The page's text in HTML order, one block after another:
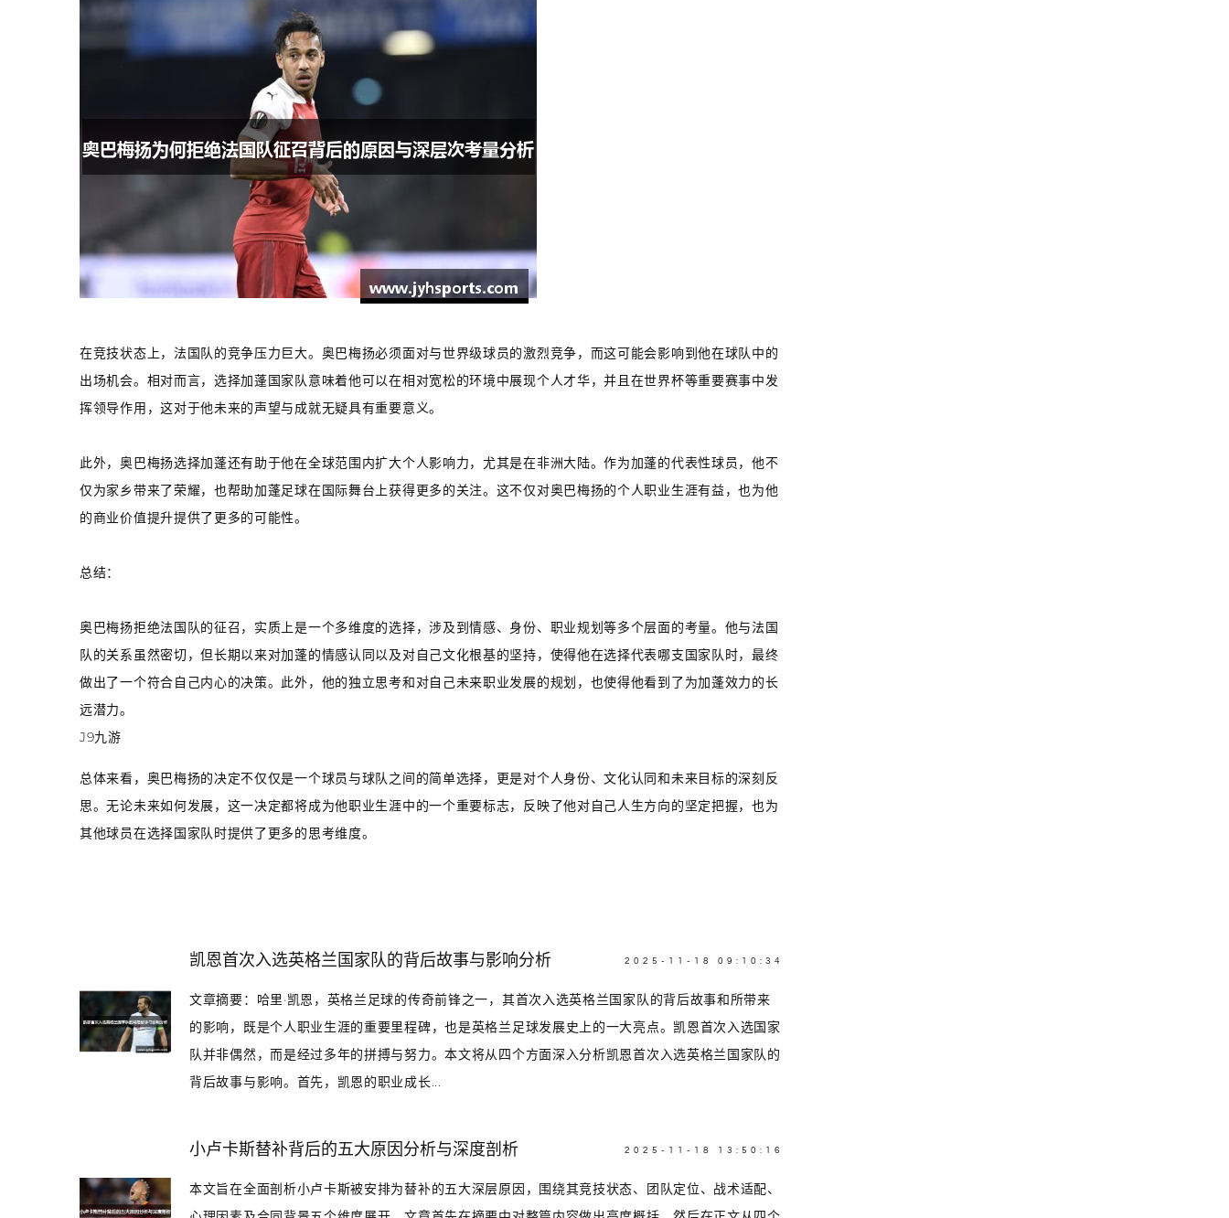
在竞技状态上，法国队的竞争压力巨大。奥巴梅扬必须面对与世界级球员的激烈竞争，而这可能会影响到他在球队中的
出场机会。相对而言，选择加蓬国家队意味着他可以在相对宽松的环境中展现个人才华，并且在世界杯等重要赛事中发
挥领导作用，这对于他未来的声望与成就无疑具有重要意义。
此外，奥巴梅扬选择加蓬还有助于他在全球范围内扩大个人影响力，尤其是在非洲大陆。作为加蓬的代表性球员，他不
仅为家乡带来了荣耀，也帮助加蓬足球在国际舞台上获得更多的关注。这不仅对奥巴梅扬的个人职业生涯有益，也为他
的商业价值提升提供了更多的可能性。
总结：
奥巴梅扬拒绝法国队的征召，实质上是一个多维度的选择，涉及到情感、身份、职业规划等多个层面的考量。他与法国
队的关系虽然密切，但长期以来对加蓬的情感认同以及对自己文化根基的坚持，使得他在选择代表哪支国家队时，最终
做出了一个符合自己内心的决策。此外，他的独立思考和对自己未来职业发展的规划，也使得他看到了为加蓬效力的长
远潜力。
J9九游
总体来看，奥巴梅扬的决定不仅仅是一个球员与球队之间的简单选择，更是对个人身份、文化认同和未来目标的深刻反
思。无论未来如何发展，这一决定都将成为他职业生涯中的一个重要标志，反映了他对自己人生方向的坚定把握，也为
其他球员在选择国家队时提供了更多的思考维度。
凯恩首次入选英格兰国家队的背后故事与影响分析 2025-11-18 09:10:34
文章摘要：哈里·凯恩，英格兰足球的传奇前锋之一，其首次入选英格兰国家队的背后故事和所带来
的影响，既是个人职业生涯的重要里程碑，也是英格兰足球发展史上的一大亮点。凯恩首次入选国家
队并非偶然，而是经过多年的拼搏与努力。本文将从四个方面深入分析凯恩首次入选英格兰国家队的
背后故事与影响。首先，凯恩的职业成长...
小卢卡斯替补背后的五大原因分析与深度剖析 2025-11-18 13:50:16
本文旨在全面剖析小卢卡斯被安排为替补的五大深层原因，围绕其竞技状态、团队定位、战术适配、